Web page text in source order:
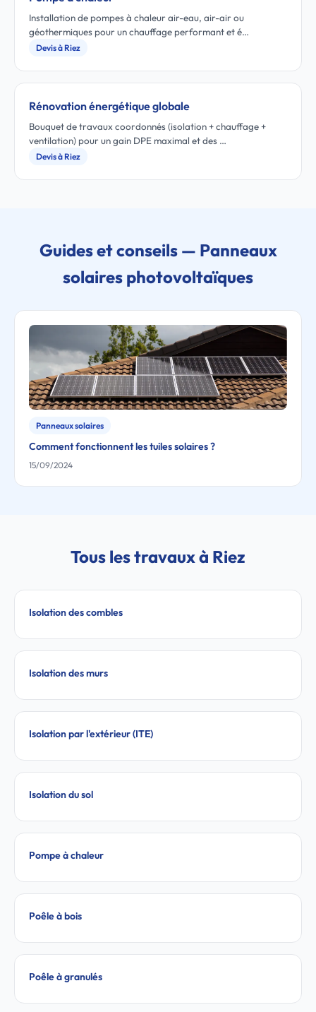
Installation de pompes à chaleur air-eau, air-air ou
géothermiques pour un chauffage performant et é…
Devis à Riez
Rénovation énergétique globale
Bouquet de travaux coordonnés (isolation + chauffage +
ventilation) pour un gain DPE maximal et des …
Devis à Riez
Guides et conseils — Panneaux
solaires photovoltaïques
Panneaux solaires
Comment fonctionnent les tuiles solaires ?
15/09/2024
Tous les travaux à Riez
Isolation des combles
Isolation des murs
Isolation par l'extérieur (ITE)
Isolation du sol
Pompe à chaleur
Poêle à bois
Poêle à granulés